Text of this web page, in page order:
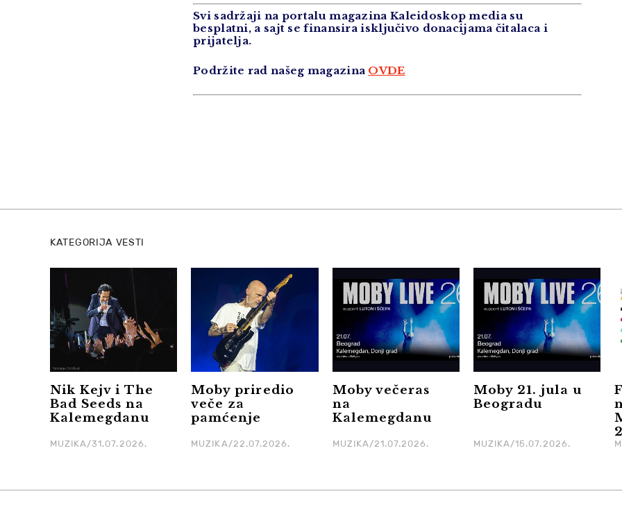
Svi sadržaji na portalu magazina Kaleidoskop media su
besplatni, a sajt se finansira isključivo donacijama čitalaca i
prijatelja.
Podržite rad našeg magazina OVDE
KATEGORIJA VESTI
Nik Kejv i The
Bad Seeds na
Kalemegdanu
MUZIKA/31.07.2026.
Moby priredio
veče za
pamćenje
MUZIKA/22.07.2026.
Moby večeras
na
Kalemegdanu
MUZIKA/21.07.2026.
Moby 21. jula u
Beogradu
MUZIKA/15.07.2026.